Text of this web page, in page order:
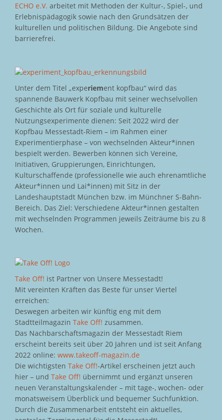
ECHO e.V. arbeitet mit Methoden der Kultur-, Spiel-, und
Erlebnispädagogik sowie nach den Grundsätzen der
kulturellen und politischen Bildung. Die Angebote sind
barrierefrei.
Unter dem Titel „experiement kopfbau“ wird das
spannende Bauwerk Kopfbau mit seiner wechselvollen
Geschichte als Ort für soziale und kulturelle
Nutzungsexperimente dienen: Seit 2022 wird der
Kopfbau Messestadt-Riem – im Rahmen einer
Experimentierphase – von wechselnden Akteur*innen
bespielt werden. Bewerben können sich Vereine,
Initiativen, Gruppierungen, Einrichtungen,
Kulturschaffende (professionelle wie auch ehrenamtliche
Akteur*innen und Lai*innen) mit Sitz in der
Landeshauptstadt München bzw. im Münchner S-Bahn-
Bereich. Das Ziel: Verschiedene Akteur*innen gestalten
mit wechselnden Programmen jeweils Zeiträume bis zu 8
Wochen.
Take Off! ist Partner von Unsere Messestadt!
Mit vereinten Kräften das Beste für unser Viertel
erreichen:
Deswegen arbeiten wir künftig eng mit dem
Stadtteilmagazin Take Off! zusammen.
Das Nachbarschaftsmagazin der Messestadt Riem
erscheint bereits seit über 20 Jahren und ist seit Anfang
2022 online: www.takeoff-magazin.de
Die wichtigsten Take Off!-Artikel erscheinen jetzt auch
hier – und Take Off! übernimmt und ergänzt unseren
neuen Veranstaltungskalender – mit tage-, wochen- oder
monatsweisem Überblick und bequemer Suchfunktion.
Durch die Zusammenarbeit entsteht ein aktuelles,